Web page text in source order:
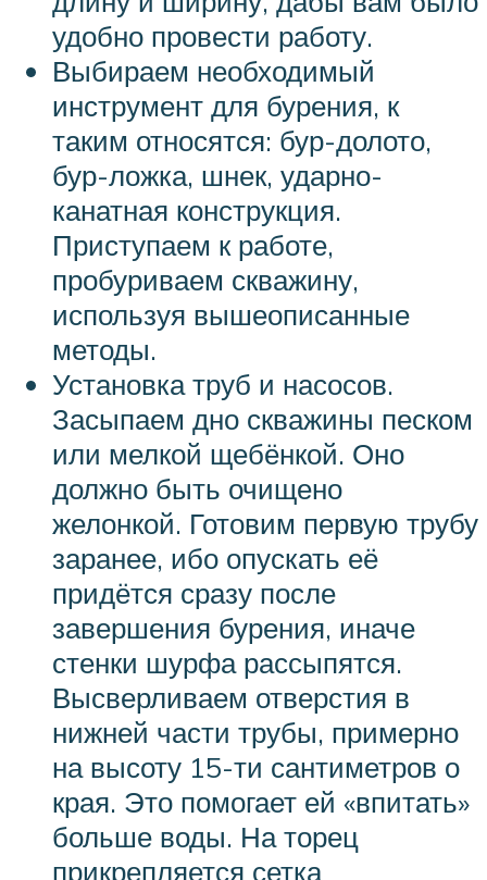
удобно провести работу.
Выбираем необходимый
инструмент для бурения, к
таким относятся: бур-долото,
бур-ложка, шнек, ударно-
канатная конструкция.
Приступаем к работе,
пробуриваем скважину,
используя вышеописанные
методы.
Установка труб и насосов.
Засыпаем дно скважины песком
или мелкой щебёнкой. Оно
должно быть очищено
желонкой. Готовим первую трубу
заранее, ибо опускать её
придётся сразу после
завершения бурения, иначе
стенки шурфа рассыпятся.
Высверливаем отверстия в
нижней части трубы, примерно
на высоту 15-ти сантиметров о
края. Это помогает ей «впитать»
больше воды. На торец
прикрепляется сетка